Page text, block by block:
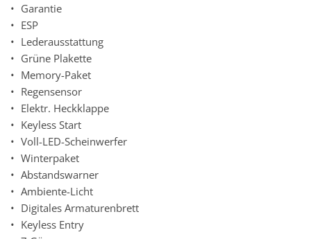
Garantie
ESP
Lederausstattung
Grüne Plakette
Memory-Paket
Regensensor
Elektr. Heckklappe
Keyless Start
Voll-LED-Scheinwerfer
Winterpaket
Abstandswarner
Ambiente-Licht
Digitales Armaturenbrett
Keyless Entry